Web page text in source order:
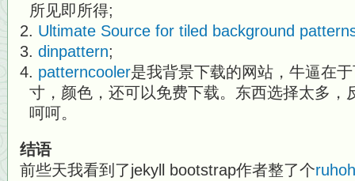
所见即所得;
Ultimate Source for tiled background
dinpattern;
patterncooler是我背景下载的网站，牛逼在
寸，颜色，还可以免费下载。东西选择太多，
呵呵。
结语
前些天我看到了jekyll bootstrap作者整了个